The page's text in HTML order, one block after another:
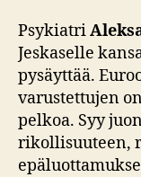
Psykiatri
Jeskaselle
pysäyttää.
varustettujen
pelkoa. Syy
rikollisuuteen,